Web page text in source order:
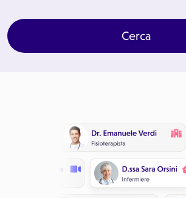
Cerca